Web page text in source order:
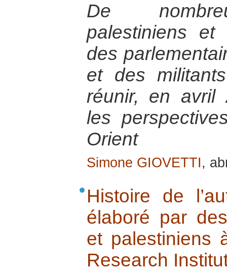
De
palestiniens et
des
et des
réunir, en avril
les
Orient
Simone GIOVETTI,
Histoire de
élaboré par
et palestiniens
Research